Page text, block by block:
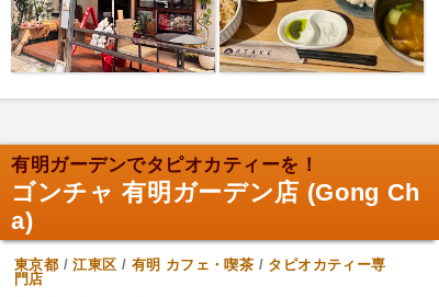
有明ガーデンでタピオカティーを！
ゴンチャ 有明ガーデン店 (Gong Ch
a)
東京都 /江東区 / 有明 カフェ・喫茶 / タピオカティー専
門店